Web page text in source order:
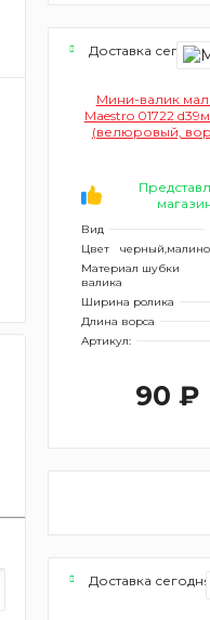
Доставка
Мини-валик
Maestro 01722
(велюровый,
Вид
Цвет
Материал шубки
валика
Ширина ролика
Длина ворса
Артикул:
90 ₽
Доставка сегодня